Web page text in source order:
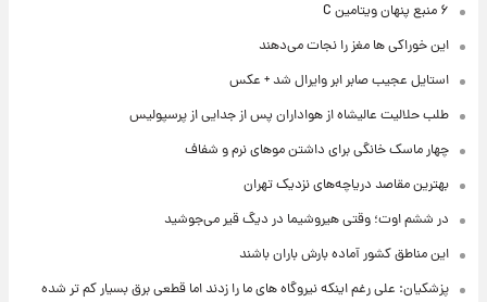
۶ منبع پنهان ویتامین C
این خوراکی ها مغز را نجات می‌دهند
استایل عجیب صابر ابر وایرال شد + عکس
طلب حلالیت عالیشاه از هواداران پس از جدایی از پرسپولیس
چهار ماسک خانگی برای داشتن موهای نرم و شفاف
بهترین مقاصد دریاچه‌های نزدیک تهران
در ششم اوت؛ وقتی هیروشیما در دیگ قیر می‌جوشید
این مناطق کشور آماده بارش باران باشند
پزشکیان: علی رغم اینکه نیروگاه های ما را زدند اما قطعی برق بسیار کم تر شده